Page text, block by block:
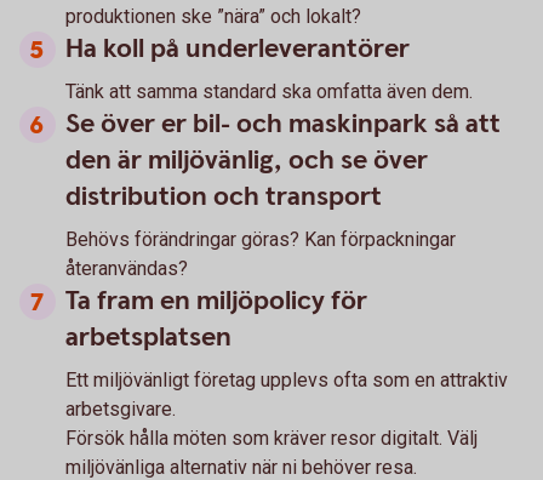
produktionen ske ”nära” och lokalt?
Ha koll på underleverantörer
Tänk att samma standard ska omfatta även dem.
Se över er bil- och maskinpark så att
den är miljövänlig, och se över
distribution och transport
Behövs förändringar göras? Kan förpackningar
återanvändas?
Ta fram en miljöpolicy för
arbetsplatsen
Ett miljövänligt företag upplevs ofta som en attraktiv
arbetsgivare.
Försök hålla möten som kräver resor digitalt. Välj
miljövänliga alternativ när ni behöver resa.